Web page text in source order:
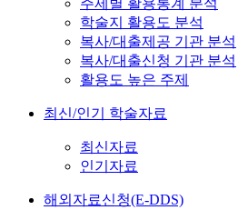
주제별 활용통계 분석
학술지 활용도 분석
복사/대출제공 기관 분석
복사/대출신청 기관 분석
활용도 높은 주제
최신/인기 학술자료
최신자료
인기자료
해외자료신청(E-DDS)